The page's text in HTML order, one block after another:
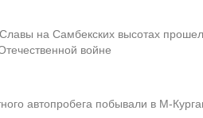
на Самбекских высотах прошел
войне
автопробега побывали в М-